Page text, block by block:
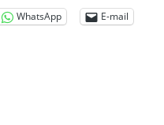
WhatsApp E-mail